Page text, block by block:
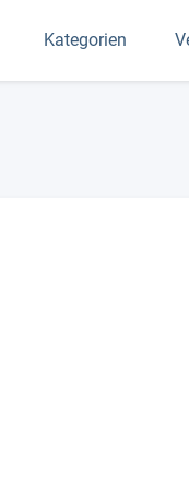
Kategorien